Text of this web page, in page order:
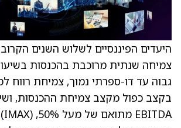
היעדים הפיננסיים לשלוש השנים
צמיחה שנתית מרוכבת בהכנסות
גבוה עד דו-ספרתי נמוך, צמיחת רווח
בקצב כפול מקצב צמיחת ההכנסות,
EBITDA מתואם של מעל 50%,